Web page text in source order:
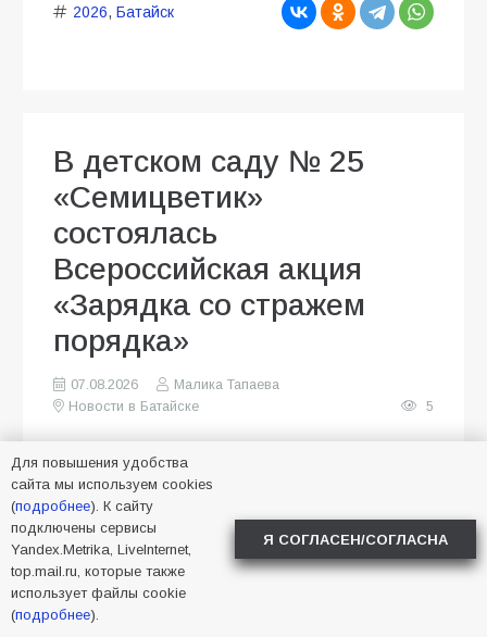
2026, Батайск
В детском саду № 25
«Семицветик»
состоялась
Всероссийская акция
«Зарядка со стражем
порядка»
07.08.2026
Малика Тапаева
Новости в Батайске
5
Для повышения удобства
сайта мы используем cookies
(подробнее). К сайту
подключены сервисы
Yandex.Metrika, LiveInternet,
top.mail.ru, которые также
использует файлы cookie
(подробнее).
Я СОГЛАСЕН/СОГЛАСНА